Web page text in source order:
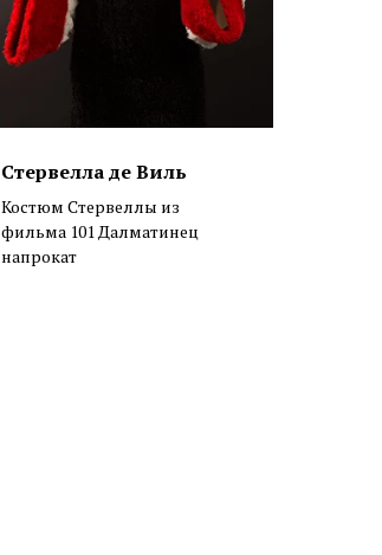
Стервелла де Виль
Костюм Стервеллы из
фильма 101 Далматинец
напрокат